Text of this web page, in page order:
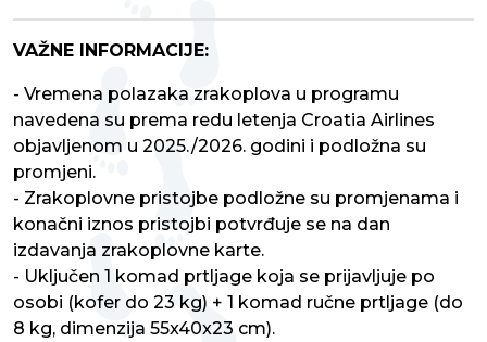
VAŽNE INFORMACIJE:
- Vremena polazaka zrakoplova u programu
navedena su prema redu letenja Croatia Airlines
objavljenom u 2025./2026. godini i podložna su
promjeni.
- Zrakoplovne pristojbe podložne su promjenama i
konačni iznos pristojbi potvrđuje se na dan
izdavanja zrakoplovne karte.
- Uključen 1 komad prtljage koja se prijavljuje po
osobi (kofer do 23 kg) + 1 komad ručne prtljage (do
8 kg, dimenzija 55x40x23 cm).